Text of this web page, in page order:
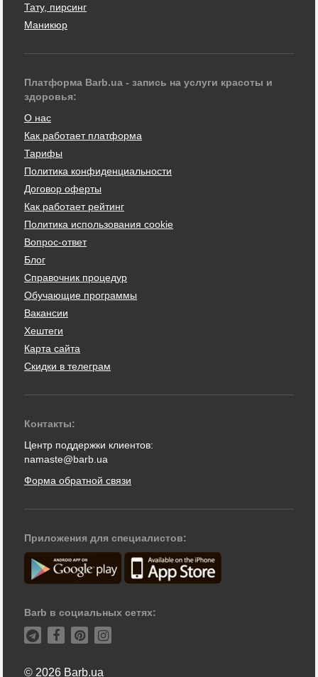
Тату, пирсинг
Маникюр
Платформа Barb.ua - запись на услуги красоты и
здоровья:
О нас
Как работает платформа
Тарифы
Политика конфиденциальности
Договор оферты
Как работает рейтинг
Политика использования cookie
Вопрос-ответ
Блог
Справочник процедур
Обучающие программы
Вакансии
Хештеги
Карта сайта
Скидки в телеграм
Контакты:
Центр поддержки клиентов:
namaste@barb.ua
Форма обратной связи
Приложения для специалистов:
Barb в социальных сетях:
© 2026 Barb.ua